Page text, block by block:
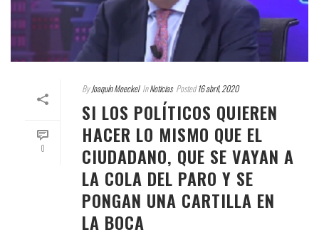
0
By Joaquín Moeckel InNoticias Posted 16 abril, 2020
SI LOS POLÍTICOS QUIEREN
HACER LO MISMO QUE EL
CIUDADANO, QUE SE VAYAN A
LA COLA DEL PARO Y SE
PONGAN UNA CARTILLA EN
LA BOCA